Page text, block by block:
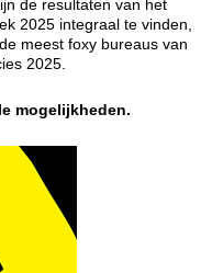
de resultaten van het
2025 integraal te vinden,
meest foxy bureaus van
2025.
mogelijkheden.